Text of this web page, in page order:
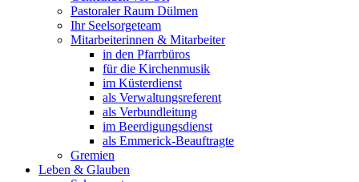
Pastoraler Raum Dülmen
Ihr Seelsorgeteam
Mitarbeiterinnen & Mitarbeiter
in den Pfarrbüros
für die Kirchenmusik
im Küsterdienst
als Verwaltungsreferent
als Verbundleitung
im Beerdigungsdienst
als Emmerick-Beauftragte
Gremien
Leben & Glauben